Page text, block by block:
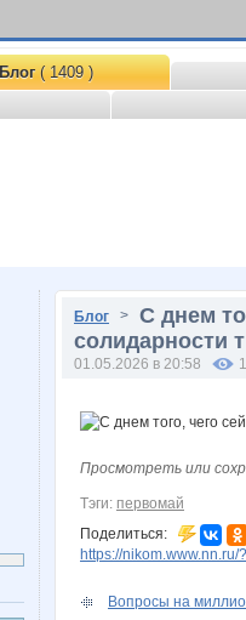
Блог( 1409 )
Блог > С днем
солидарности
01.05.2026 в 20:58
Просмотреть или
Тэги: первомай
Поделиться:
https://nikom.www.nn.ru/
Вопросы на